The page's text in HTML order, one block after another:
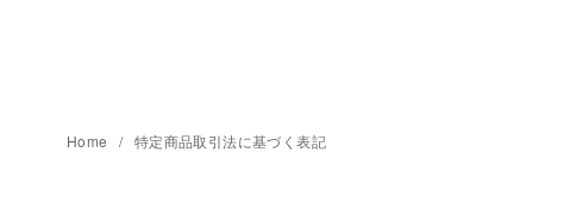
Home 特定商品取引法に基づく表記